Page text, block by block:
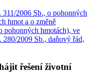
311/2006 Sb., o pohonných
hmot a o změně
pohonných hmotách), ve
280/2009 Sb., daňový řád,
řešení životní